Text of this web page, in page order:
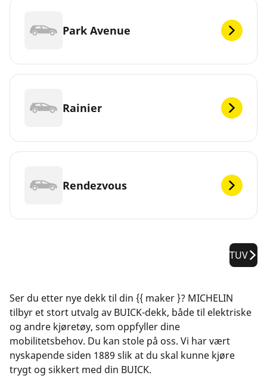
Park Avenue
Rainier
Rendezvous
TUV
Ser du etter nye dekk til din {{ maker }? MICHELIN
tilbyr et stort utvalg av BUICK-dekk, både til elektriske
og andre kjøretøy, som oppfyller dine
mobilitetsbehov. Du kan stole på oss. Vi har vært
nyskapende siden 1889 slik at du skal kunne kjøre
trygt og sikkert med din BUICK.